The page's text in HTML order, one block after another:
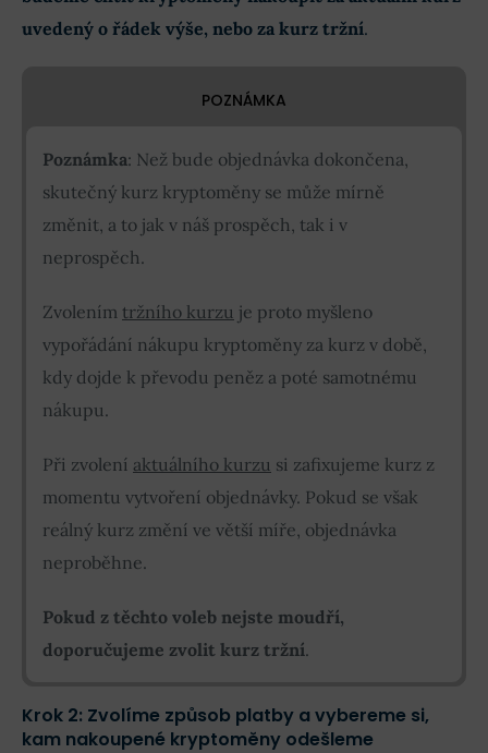
uvedený o řádek výše, nebo za kurz tržní.
POZNÁMKA
Poznámka: Než bude objednávka dokončena,
skutečný kurz kryptoměny se může mírně
změnit, a to jak v náš prospěch, tak i v
neprospěch.
Zvolením tržního kurzu je proto myšleno
vypořádání nákupu kryptoměny za kurz v době,
kdy dojde k převodu peněz a poté samotnému
nákupu.
Při zvolení aktuálního kurzu si zafixujeme kurz z
momentu vytvoření objednávky. Pokud se však
reálný kurz změní ve větší míře, objednávka
neproběhne.
Pokud z těchto voleb nejste moudří,
doporučujeme zvolit kurz tržní.
Krok 2: Zvolíme způsob platby a vybereme si,
kam nakoupené kryptoměny odešleme